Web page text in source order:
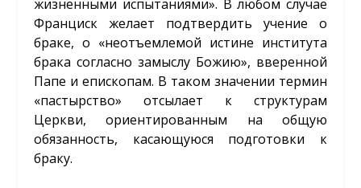
жизненными испытаниями». В любом случае
Франциск желает подтвердить учение о
браке, о «неотъемлемой истине института
брака согласно замыслу Божию», вверенной
Папе и епископам. В таком значении термин
«пастырство» отсылает к структурам
Церкви, ориентированным на общую
обязанность, касающуюся подготовки к
браку.